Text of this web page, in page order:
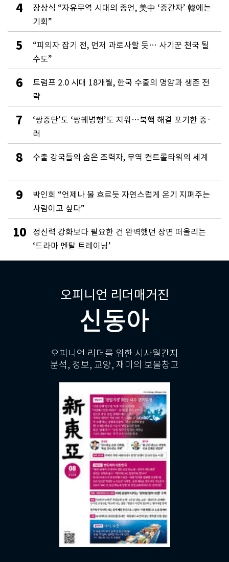
4
장상식 “자유무역 시대의 종언, 美中 ‘중간자’ 韓에는
기회”
5
“피의자 잡기 전, 먼저 과로사할 듯… 사기꾼 천국 될
수도”
6
트럼프 2.0 시대 18개월, 한국 수출의 명암과 생존 전
략
7
‘쌍중단’도 ‘쌍궤병행’도 지워…북핵 해결 포기한 중·
러
8 수출 강국들의 숨은 조력자, 무역 컨트롤타워의 세계
9
박인희 “언제나 물 흐르듯 자연스럽게 온기 지펴주는
사람이고 싶다”
10
정신력 강화보다 필요한 건 완벽했던 장면 떠올리는
‘드라마 멘탈 트레이닝’
오피니언 리더매거진
신동아
오피니언 리더를 위한 시사월간지
분석, 정보, 교양, 재미의 보물창고